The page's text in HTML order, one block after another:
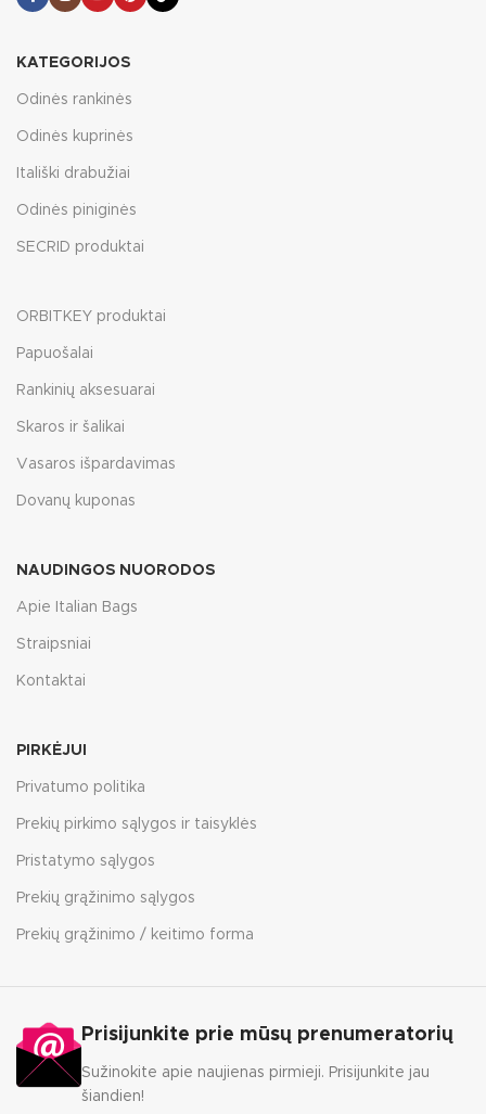
KATEGORIJOS
Odinės rankinės
Odinės kuprinės
Itališki drabužiai
Odinės piniginės
SECRID produktai
ORBITKEY produktai
Papuošalai
Rankinių aksesuarai
Skaros ir šalikai
Vasaros išpardavimas
Dovanų kuponas
NAUDINGOS NUORODOS
Apie Italian Bags
Straipsniai
Kontaktai
PIRKĖJUI
Privatumo politika
Prekių pirkimo sąlygos ir taisyklės
Pristatymo sąlygos
Prekių grąžinimo sąlygos
Prekių grąžinimo / keitimo forma
Prisijunkite prie mūsų prenumeratorių
Sužinokite apie naujienas pirmieji. Prisijunkite jau
šiandien!